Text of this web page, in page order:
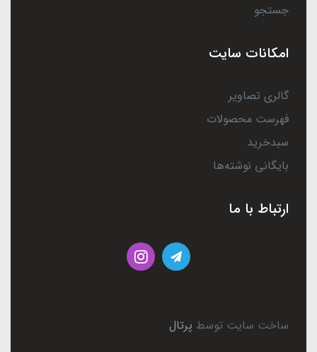
جستجو
امکانات سایت
گالری تصاویر
فهرست محصولات
سبدخرید
بایگانی نوشته‌ها
ارتباط با ما
ساخت سایت توسط پرتال